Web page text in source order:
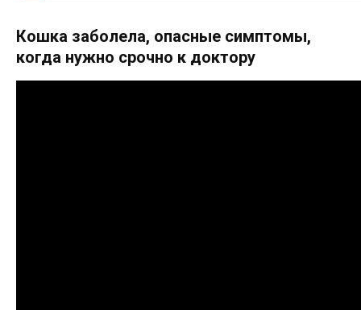
Кошка заболела, опасные симптомы,
когда нужно срочно к доктору